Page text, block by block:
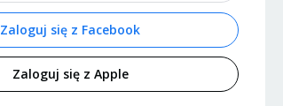
Zaloguj się z Facebook
Zaloguj się z Apple